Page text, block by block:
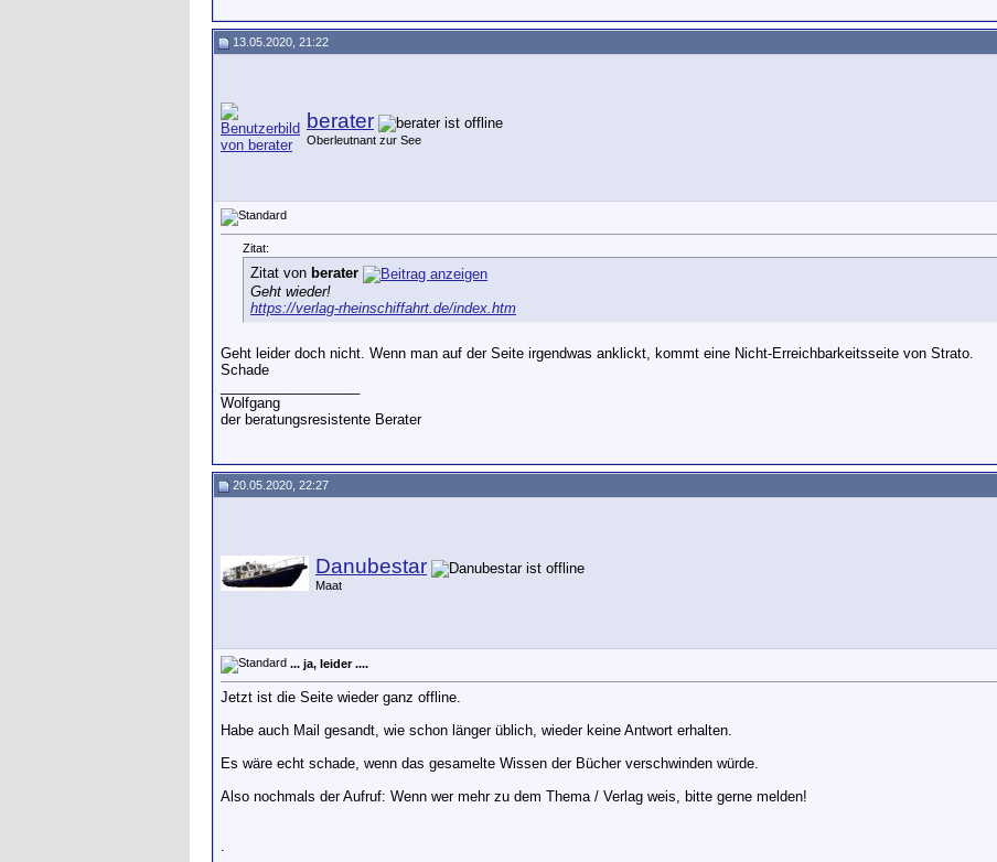
13.05.2020, 21:22
berater
Oberleutnant zur See
Zitat:
Zitat von berater
Geht wieder!
https://verlag-rheinschiffahrt.de/index.htm
Geht leider doch nicht. Wenn man auf der Seite irgendwas anklickt, kommt eine Nicht-Erreichbarkeitsseite von Strato.
Schade
Wolfgang
der beratungsresistente Berater
20.05.2020, 22:27
Danubestar
Maat
... ja, leider ....
Jetzt ist die Seite wieder ganz offline.
Habe auch Mail gesandt, wie schon länger üblich, wieder keine Antwort erhalten.
Es wäre echt schade, wenn das gesamelte Wissen der Bücher verschwinden würde.
Also nochmals der Aufruf: Wenn wer mehr zu dem Thema / Verlag weis, bitte gerne melden!
.